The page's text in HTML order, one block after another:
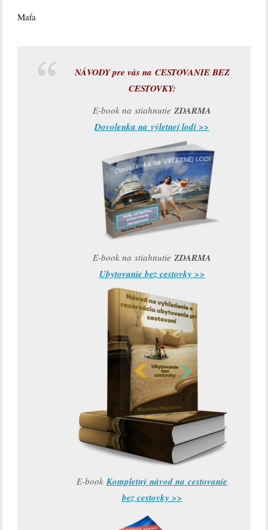
Maťa
NÁVODY pre vás na CESTOVANIE BEZ
CESTOVKY:
E-book na stiahnutie ZDARMA
Dovolenka na výletnej lodi >>
E-book na stiahnutie ZDARMA
Ubytovanie bez cestovky >>
E-book Kompletný návod na cestovanie
bez cestovky >>